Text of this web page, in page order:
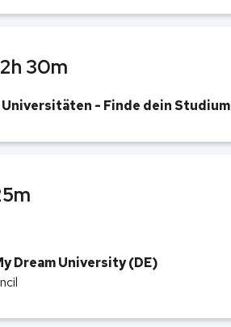
30m
Universitäten - Finde dein Studium
Dream University (DE)